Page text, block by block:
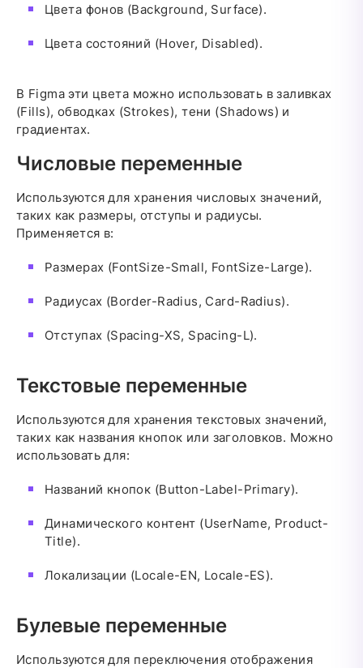
Цвета фонов (Background, Surface).
Цвета состояний (Hover, Disabled).
В Figma эти цвета можно использовать в заливках
(Fills), обводках (Strokes), тени (Shadows) и
градиентах.
Числовые переменные
Используются для хранения числовых значений,
таких как размеры, отступы и радиусы.
Применяется в:
Размерах (FontSize-Small, FontSize-Large).
Радиусах (Border-Radius, Card-Radius).
Отступах (Spacing-XS, Spacing-L).
Текстовые переменные
Используются для хранения текстовых значений,
таких как названия кнопок или заголовков. Можно
использовать для:
Названий кнопок (Button-Label-Primary).
Динамического контент (UserName, Product-
Title).
Локализации (Locale-EN, Locale-ES).
Булевые переменные
Используются для переключения отображения